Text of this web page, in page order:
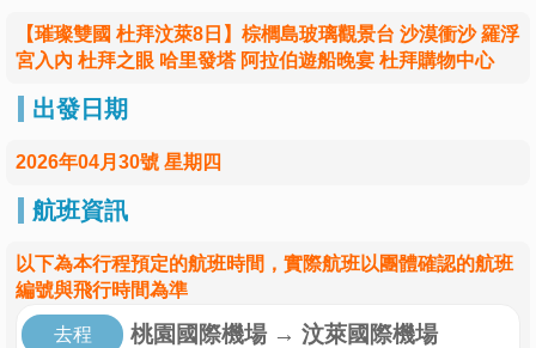
【璀璨雙國 杜拜汶萊8日】棕櫚島玻璃觀景台 沙漠衝沙 羅浮
宮入內 杜拜之眼 哈里發塔 阿拉伯遊船晚宴 杜拜購物中心
出發日期
2026年04月30號 星期四
航班資訊
以下為本行程預定的航班時間，實際航班以團體確認的航班
編號與飛行時間為準
去程 桃園國際機場 → 汶萊國際機場